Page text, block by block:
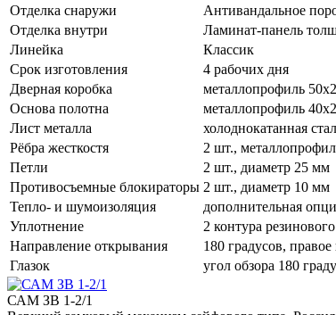
Отделка снаружи
Антивандальное
Отделка внутри
Ламинат-панель
Линейка
Классик
Срок изготовления
4 рабочих дня
Дверная коробка
металлопрофиль
Основа полотна
металлопрофиль
Лист металла
холоднокатанная
Рёбра жесткостя
2 шт.,
Петли
2 шт., диаметр 25 мм
Противосъемные блокираторы 2 шт., диаметр 10 мм
Тепло- и шумоизоляция
дополнительная
Уплотнение
2 контура
Направление открывания
180 градусов,
Глазок
угол обзора 180
САМ ЗВ 1-2/1